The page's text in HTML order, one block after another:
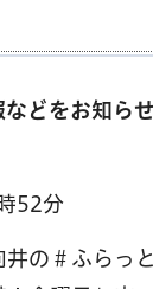
どをお知らせ
52分
井の＃ふらっ